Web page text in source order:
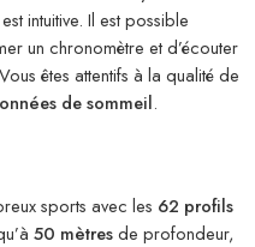
intuitive. Il est possible
un chronomètre et d’écouter
êtes attentifs à la qualité de
de sommeil.
sports avec les 62 profils
50 mètresde profondeur,